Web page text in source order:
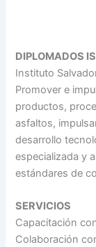
DIPLOMADOS
Instituto
Promover e
productos,
asfaltos,
desarrollo
especializada y
estándares de
SERVICIOS
Capacitación
Colaboración